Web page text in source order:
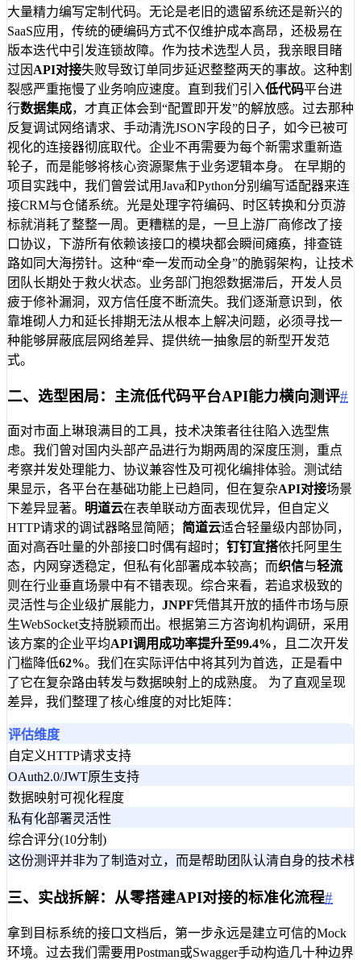
大量精力编写定制代码。无论是老旧的遗留系统还是新兴的
SaaS应用，传统的硬编码方式不仅维护成本高昂，还极易在
版本迭代中引发连锁故障。作为技术选型人员，我亲眼目睹
过因 API对接失败导致订单同步延迟整整两天的事故。这种割
裂感严重拖慢了业务响应速度。直到我们引入低代码平台进
行数据集成，才真正体会到“配置即开发”的解放感。过去那种
反复调试网络请求、手动清洗JSON字段的日子，如今已被可
视化的连接器彻底取代。企业不再需要为每个新需求重新造
轮子，而是能够将核心资源聚焦于业务逻辑本身。 在早期的
项目实践中，我们曾尝试用Java和Python分别编写适配器来连
接CRM与仓储系统。光是处理字符编码、时区转换和分页游
标就消耗了整整一周。更糟糕的是，一旦上游厂商修改了接
口协议，下游所有依赖该接口的模块都会瞬间瘫痪，排查链
路如同大海捞针。这种“牵一发而动全身”的脆弱架构，让技术
团队长期处于救火状态。业务部门抱怨数据滞后，开发人员
疲于修补漏洞，双方信任度不断流失。我们逐渐意识到，依
靠堆砌人力和延长排期无法从根本上解决问题，必须寻找一
种能够屏蔽底层网络差异、提供统一抽象层的新型开发范
式。
二、选型困局：主流低代码平台API能力横向测评#
面对市面上琳琅满目的工具，技术决策者往往陷入选型焦
虑。我们曾对国内头部产品进行为期两周的深度压测，重点
考察并发处理能力、协议兼容性及可视化编排体验。测试结
果显示，各平台在基础功能上已趋同，但在复杂API对接场景
下差异显著。 明道云在表单联动方面表现优异，但自定义
HTTP请求的调试器略显简陋； 简道云适合轻量级内部协同，
面对高吞吐量的外部接口时偶有超时； 钉钉宜搭依托阿里生
态，内网穿透稳定，但私有化部署成本较高；而织信与轻流
则在行业垂直场景中有不错表现。综合来看，若追求极致的
灵活性与企业级扩展能力， JNPF凭借其开放的插件市场与原
生WebSocket支持脱颖而出。根据第三方咨询机构调研，采用
该方案的企业平均API调用成功率提升至99.4%，且二次开发
门槛降低62%。我们在实际评估中将其列为首选，正是看中
了它在复杂路由转发与数据映射上的成熟度。 为了直观呈现
差异，我们整理了核心维度的对比矩阵：
评估维度
自定义HTTP请求支持
OAuth2.0/JWT原生支持
数据映射可视化程度
私有化部署灵活性
综合评分(10分制)
这份测评并非为了制造对立，而是帮助团队认清自身的技术
三、实战拆解：从零搭建API对接的标准化流程#
拿到目标系统的接口文档后，第一步永远是建立可信的Mock
环境。过去我们需要用Postman或Swagger手动构造几十种边界